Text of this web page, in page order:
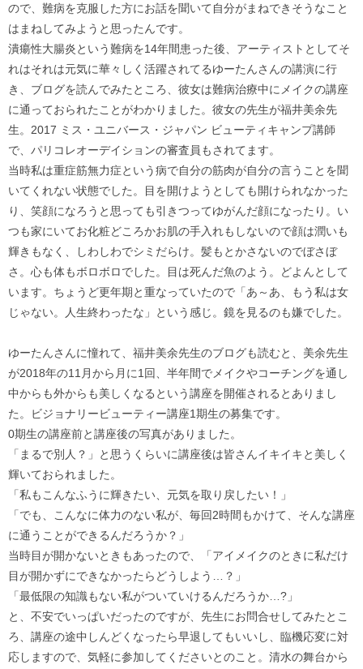
ので、難病を克服した方にお話を聞いて自分がまねできそうなこと
はまねしてみようと思ったんです。
潰瘍性大腸炎という難病を14年間患った後、アーティストとしてそ
れはそれは元気に華々しく活躍されてるゆーたんさんの講演に行
き、ブログを読んでみたところ、彼女は難病治療中にメイクの講座
に通っておられたことがわかりました。彼女の先生が福井美余先
生。2017 ミス・ユニバース・ジャパン ビューティキャンプ講師
で、パリコレオーデイションの審査員もされてます。
当時私は重症筋無力症という病で自分の筋肉が自分の言うことを聞
いてくれない状態でした。目を開けようとしても開けられなかった
り、笑顔になろうと思っても引きつってゆがんだ顔になったり。い
つも家にいてお化粧どころかお肌の手入れもしないので顔は潤いも
輝きもなく、しわしわでシミだらけ。髪もとかさないのでぼさぼ
さ。心も体もボロボロでした。目は死んだ魚のよう。どよんとして
います。ちょうど更年期と重なっていたので「あ～あ、もう私は女
じゃない。人生終わったな」という感じ。鏡を見るのも嫌でした。
ゆーたんさんに憧れて、福井美余先生のブログも読むと、美余先生
が2018年の11月から月に1回、半年間でメイクやコーチングを通し
中からも外からも美しくなるという講座を開催されるとありまし
た。ビジョナリービューティー講座1期生の募集です。
0期生の講座前と講座後の写真がありました。
「まるで別人？」と思うくらいに講座後は皆さんイキイキと美しく
輝いておられました。
「私もこんなふうに輝きたい、元気を取り戻したい！」
「でも、こんなに体力のない私が、毎回2時間もかけて、そんな講座
に通うことができるんだろうか？」
当時目が開かないときもあったので、「アイメイクのときに私だけ
目が開かずにできなかったらどうしよう…？」
「最低限の知識もない私がついていけるんだろうか…?」
と、不安でいっぱいだったのですが、先生にお問合せしてみたとこ
ろ、講座の途中しんどくなったら早退してもいいし、臨機応変に対
応しますので、気軽に参加してくださいとのこと。清水の舞台から